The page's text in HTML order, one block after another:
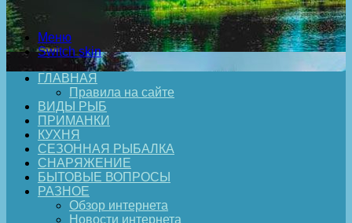
Меню
Switch skin
ГЛАВНАЯ
Правила на сайте
ВИДЫ РЫБ
ПРИМАНКИ
КУХНЯ
СЕЗОННАЯ РЫБАЛКА
СНАРЯЖЕНИЕ
БЫТОВЫЕ ВОПРОСЫ
РАЗНОЕ
Обзор интернета
Новости интернета